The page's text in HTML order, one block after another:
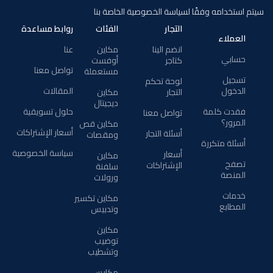
سيتم استخدامه وفقًا لسياسة الخصوصية الخاصة بنا
العملاء
حسابي
تسجيل
الدخول
فقدت كلمة
المرور؟
أسئلة متكررة
تصفح
المنصة
خدمات
المطابع
التجار
انضم الينا
كتاجر
لوحة تحكم
التجار
تواصل معنا
أسئلة التجار
أسعار
الإشتراكات
الفئات
مكاين
أوفست
مستعملة
مكاين
ديجيتال
مكاين قص
ومقصات
مكاين
سلفنة
ورولات
مكاين تكسير
وتدبيس
مكاين
توضيب
وتشطيب
روابط مساعدة
عنا
تواصل معنا
المقالات
حلول تسويقية
أسعار الإشتراكات
سياسة الخصوصية